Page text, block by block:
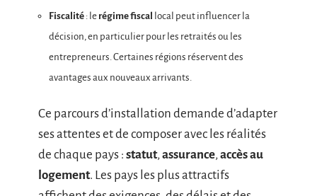
Fiscalité : le régime fiscal local peut influencer la
décision, en particulier pour les retraités ou les
entrepreneurs. Certaines régions réservent des
avantages aux nouveaux arrivants.
Ce parcours d’installation demande d’adapter
ses attentes et de composer avec les réalités
de chaque pays : statut,assurance,accès au
logement. Les pays les plus attractifs